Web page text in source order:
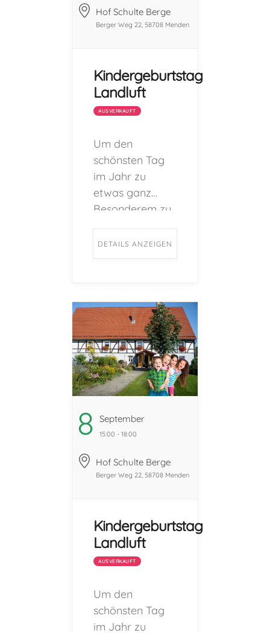
Hof Schulte Berge
Berger Weg 22, 58708 Menden
Kindergeburtstag
Landluft
AUSVERKAUFT
Um den
schönsten Tag
im Jahr zu
etwas ganz
Besonderem zu
der Hof Schulte-
Programme für
Kinder im Alter
von 5-12 Jahren
an. ...
DETAILS ANZEIGEN
8 September
15:00 - 18:00
Hof Schulte Berge
Berger Weg 22, 58708 Menden
Kindergeburtstag
Landluft
AUSVERKAUFT
Um den
schönsten Tag
im Jahr zu